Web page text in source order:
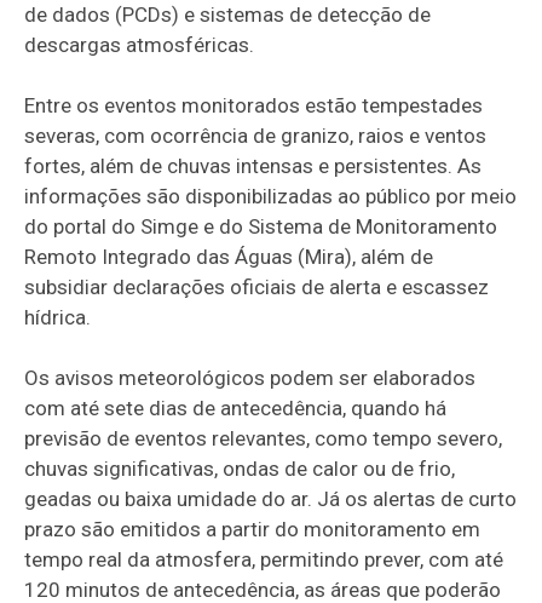
de dados (PCDs) e sistemas de detecção de
descargas atmosféricas.
Entre os eventos monitorados estão tempestades
severas, com ocorrência de granizo, raios e ventos
fortes, além de chuvas intensas e persistentes. As
informações são disponibilizadas ao público por meio
do portal do Simge e do Sistema de Monitoramento
Remoto Integrado das Águas (Mira), além de
subsidiar declarações oficiais de alerta e escassez
hídrica.
Os avisos meteorológicos podem ser elaborados
com até sete dias de antecedência, quando há
previsão de eventos relevantes, como tempo severo,
chuvas significativas, ondas de calor ou de frio,
geadas ou baixa umidade do ar. Já os alertas de curto
prazo são emitidos a partir do monitoramento em
tempo real da atmosfera, permitindo prever, com até
120 minutos de antecedência, as áreas que poderão